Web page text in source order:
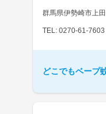
群馬県伊勢崎市上
TEL: 0270-61-7603
どこでもベープ